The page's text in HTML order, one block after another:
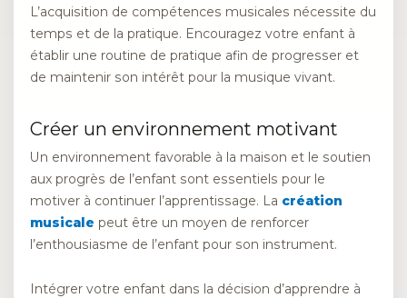
L’acquisition de compétences musicales nécessite du
temps et de la pratique. Encouragez votre enfant à
établir une routine de pratique afin de progresser et
de maintenir son intérêt pour la musique vivant.
Créer un environnement motivant
Un environnement favorable à la maison et le soutien
aux progrès de l’enfant sont essentiels pour le
motiver à continuer l’apprentissage. La création
musicale peut être un moyen de renforcer
l’enthousiasme de l’enfant pour son instrument.
Intégrer votre enfant dans la décision d’apprendre à